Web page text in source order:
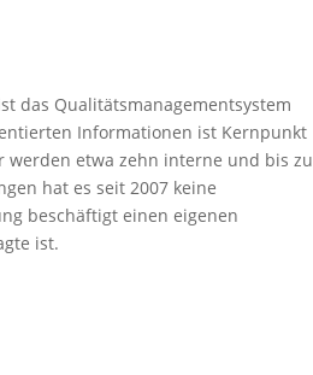
das Qualitätsmanagementsystem
Informationen ist Kernpunkt
werden etwa zehn interne und bis zu
hat es seit 2007 keine
beschäftigt einen eigenen
ist.